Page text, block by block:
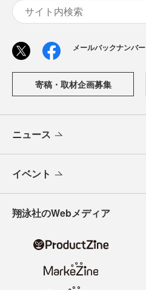
メールバックナンバー
寄稿・取材企画募集
ニュース
イベント
翔泳社のWebメディア